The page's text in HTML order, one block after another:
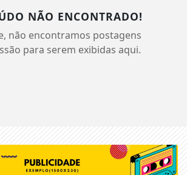
NÃO ENCONTRADO!
não encontramos postagens
para serem exibidas aqui.